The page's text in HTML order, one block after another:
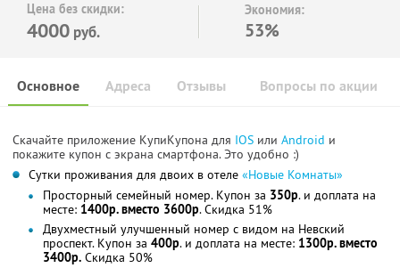
Цена без скидки:
4000 руб.
Экономия:
53%
Основное Отзывы Вопросы по акции
Адреса
Скачайте приложение КупиКупона для IOS или Android и
покажите купон с экрана смартфона. Это удобно :)
Сутки проживания для двоих в отеле «Новые Комнаты»
Просторный семейный номер. Купон за 350р. и доплата на
месте: 1400р. вместо 3600р. Скидка 51%
Двухместный улучшенный номер с видом на Невский
проспект. Купон за 400р. и доплата на месте: 1300р. вместо
3400р. Скидка 50%